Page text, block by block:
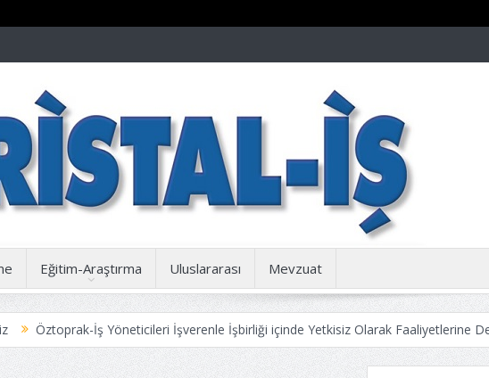
Eğitim-Araştırma Uluslararası Mevzuat
İş Yöneticileri İşverenle İşbirliği içinde Yetkisiz Olarak Faaliyetlerine Devam Ediyor!